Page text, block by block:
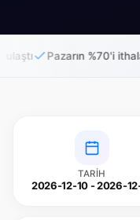
%70'i ithalata bağımlı
TARIH
2026-12-10 - 2026-